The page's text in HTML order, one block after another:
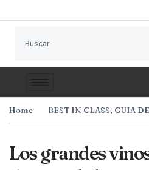
Home BEST IN CLASS, GUIA
Los grandes